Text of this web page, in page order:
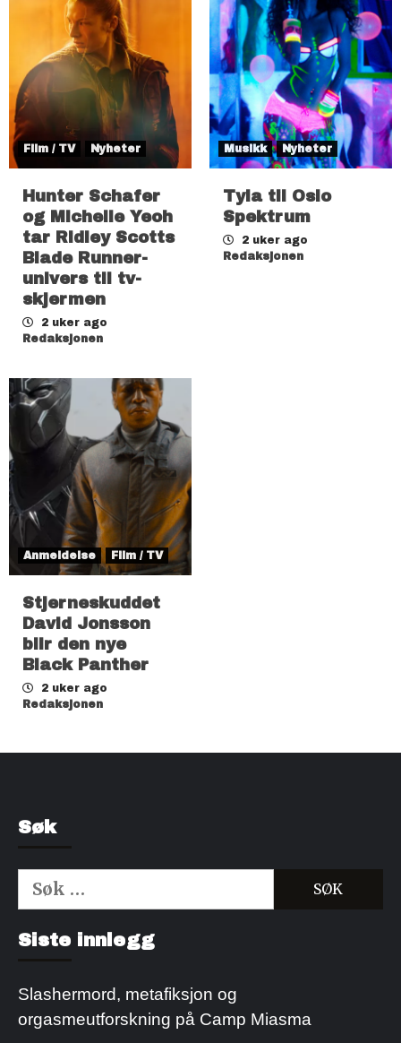
Film / TV Nyheter
Hunter Schafer
og Michelle Yeoh
tar Ridley Scotts
Blade Runner-
univers til tv-
skjermen
2 uker ago
Redaksjonen
Musikk Nyheter
Tyla til Oslo
Spektrum
2 uker ago
Redaksjonen
Anmeldelse Film / TV
Stjerneskuddet
David Jonsson
blir den nye
Black Panther
2 uker ago
Redaksjonen
Søk
Søk
etter:
Siste innlegg
Slashermord, metafiksjon og
orgasmeutforskning på Camp Miasma